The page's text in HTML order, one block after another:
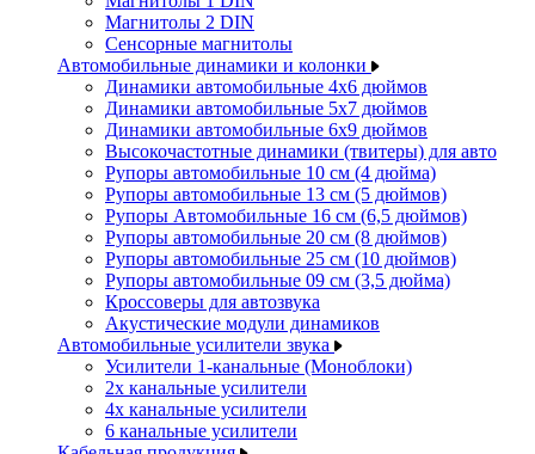
Магнитолы 2 DIN
Сенсорные магнитолы
Автомобильные динамики и колонки
Динамики автомобильные 4x6 дюймов
Динамики автомобильные 5x7 дюймов
Динамики автомобильные 6x9 дюймов
Высокочастотные динамики (твитеры) для авто
Рупоры автомобильные 10 см (4 дюйма)
Рупоры автомобильные 13 см (5 дюймов)
Рупоры Автомобильные 16 см (6,5 дюймов)
Рупоры автомобильные 20 см (8 дюймов)
Рупоры автомобильные 25 см (10 дюймов)
Рупоры автомобильные 09 см (3,5 дюйма)
Кроссоверы для автозвука
Акустические модули динамиков
Автомобильные усилители звука
Усилители 1-канальные (Моноблоки)
2х канальные усилители
4х канальные усилители
6 канальные усилители